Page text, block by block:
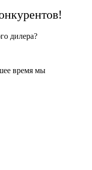
дилера?
время мы